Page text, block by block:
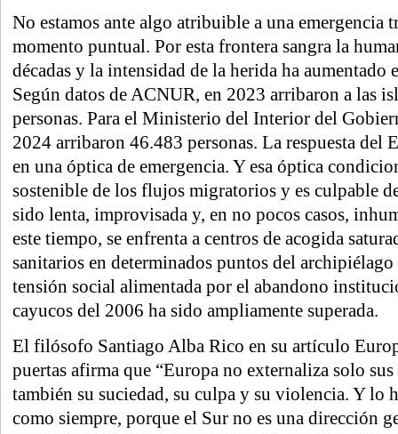
No estamos ante algo atribuible a una emergencia
momento puntual. Por esta frontera sangra la
décadas y la intensidad de la herida ha aumentado
Según datos de ACNUR, en 2023 arribaron a las
personas. Para el Ministerio del Interior del
2024 arribaron 46.483 personas. La respuesta del
en una óptica de emergencia. Y esa óptica
sostenible de los flujos migratorios y es culpable
sido lenta, improvisada y, en no pocos casos,
este tiempo, se enfrenta a centros de acogida
sanitarios en determinados puntos del
tensión social alimentada por el abandono
cayucos del 2006 ha sido ampliamente superada.
El filósofo Santiago Alba Rico en su artículo
puertas afirma que “Europa no externaliza solo
también su suciedad, su culpa y su violencia. Y lo
como siempre, porque el Sur no es una dirección